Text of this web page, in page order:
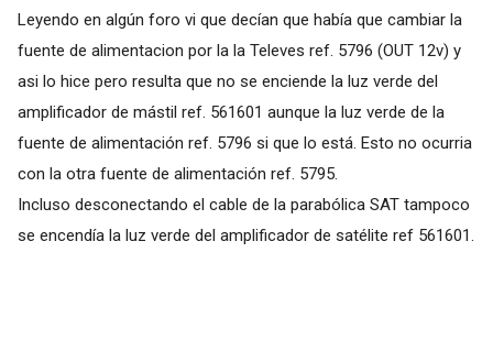
Leyendo en algún foro vi que decían que había que cambiar la
fuente de alimentacion por la la Televes ref. 5796 (OUT 12v) y
asi lo hice pero resulta que no se enciende la luz verde del
amplificador de mástil ref. 561601 aunque la luz verde de la
fuente de alimentación ref. 5796 si que lo está. Esto no ocurria
con la otra fuente de alimentación ref. 5795.
Incluso desconectando el cable de la parabólica SAT tampoco
se encendía la luz verde del amplificador de satélite ref 561601.